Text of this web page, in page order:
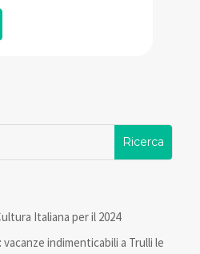
Italiana per il 2024
indimenticabili a Trulli le